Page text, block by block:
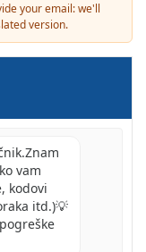
your email: we'll
version.
vam
kodovi
itd.)💡